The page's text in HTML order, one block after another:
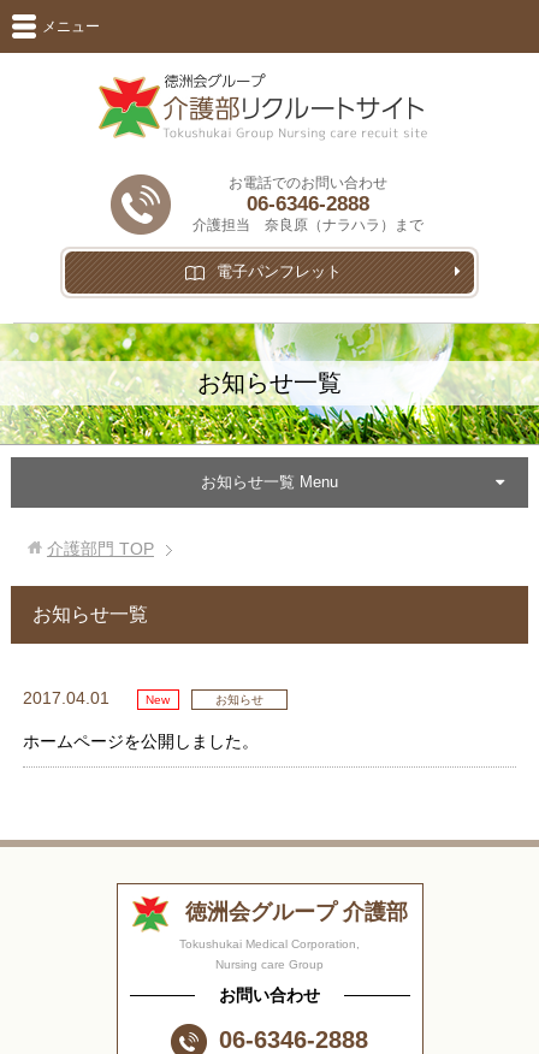
メニュー
お電話でのお問い合わせ
06-6346-2888
介護担当 奈良原（ナラハラ）まで
電子パンフレット
お知らせ一覧
介護部門 TOP
お知らせ一覧
2017.04.01 New お知らせ
ホームページを公開しました。
お知らせ一覧 Menu
徳洲会グループ 介護部
Tokushukai Medical Corporation,
Nursing care Group
お問い合わせ
06-6346-2888